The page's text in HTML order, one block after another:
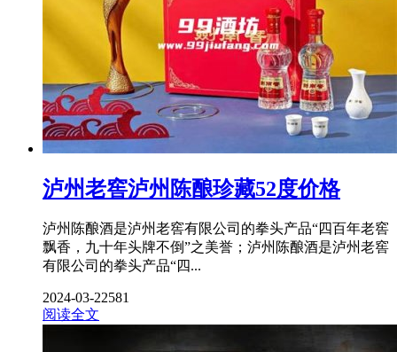
泸州老窖泸州陈酿珍藏52度价格
泸州陈酿酒是泸州老窖有限公司的拳头产品“四百年老窖
飘香，九十年头牌不倒”之美誉；泸州陈酿酒是泸州老窖
有限公司的拳头产品“四...
2024-03-22581
阅读全文